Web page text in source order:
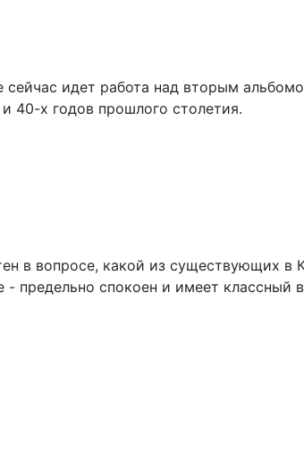
идет работа над вторым
40-х годов прошлого столетия.
в вопросе, какой из существующих в
предельно спокоен и имеет классный